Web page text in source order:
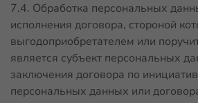
7.4. Обработка персональных
исполнения договора, стороной
выгодоприобретателем или
является субъект персональных
заключения договора по
персональных данных или